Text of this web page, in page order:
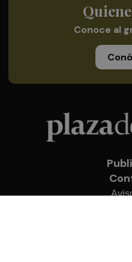
Conoce al